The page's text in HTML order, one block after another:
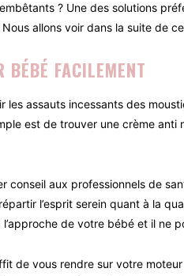
? Une des solutions
allons voir dans la suite de
FACILEMENT
assauts incessants des
est de trouver une crème
aux professionnels de
l’esprit serein quant à la
de votre bébé et il ne
de vous rendre sur votre